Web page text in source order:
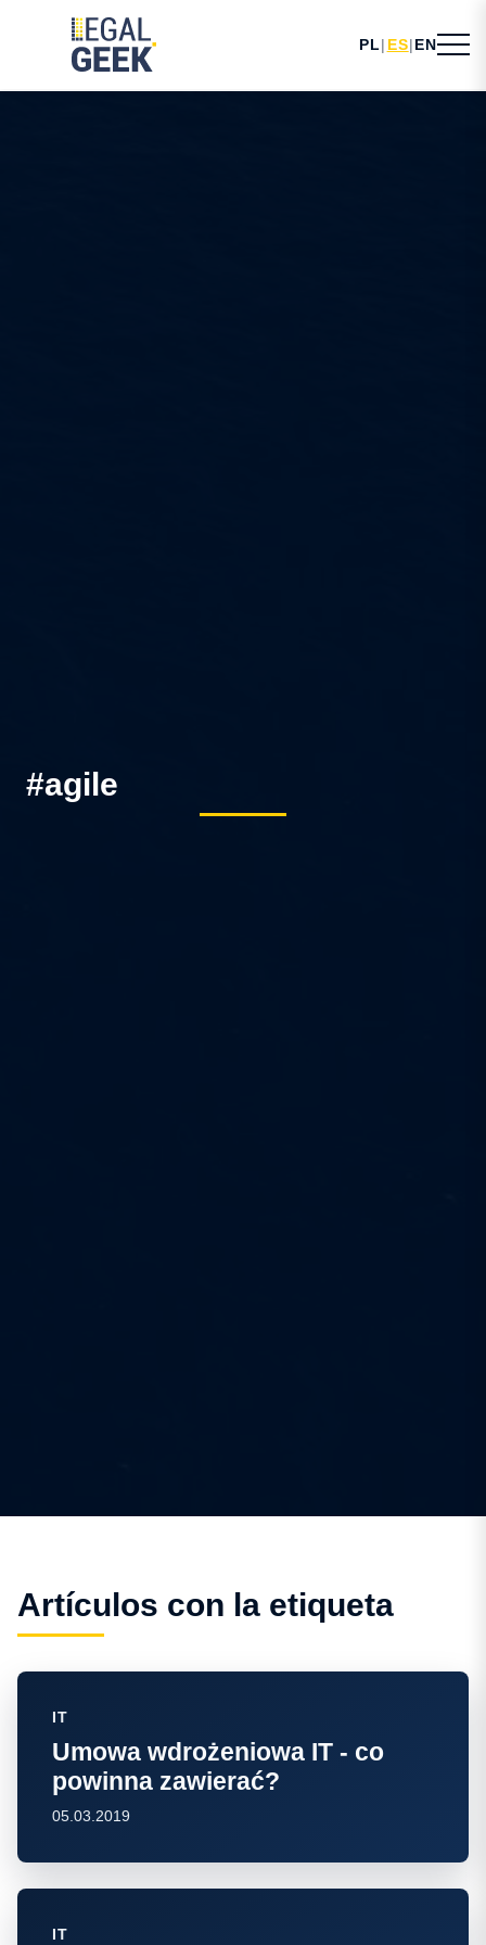
PL | ES| EN
#agile
Artículos con la etiqueta
IT
Umowa wdrożeniowa IT - co
powinna zawierać?
05.03.2019
IT